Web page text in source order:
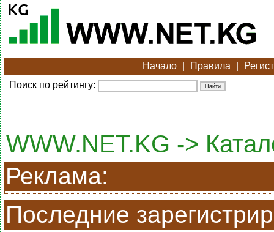
Начало Правила
Поиск по рейтингу:
WWW.NET.KG ->
Реклама:
Последние